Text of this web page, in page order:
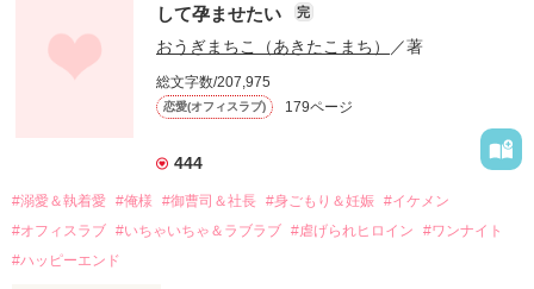
幼なじみの哲平に淡い恋心を抱いていた美桜。
しかし、ある出来事をきっかけに二人の関係は壊れてしまう。
関係修復もできないまま、美桜は両親の離婚によって
引っ越すことになり、哲平とも離れ離れになった。
それから約十二年後。
過去の傷から、二度と会いたくないと思っていた哲平に
運命のような再会を果たす。
酔った勢いで一夜を共にしてしまった。
して孕ませたい
完
おうぎまちこ（あきたこまち） ／著
総文字数/207,975
恋愛(オフィスラブ) 179ページ
444
#溺愛＆執着愛 #俺様 #御曹司＆社長 #身ごもり＆妊娠 #イケメン
#オフィスラブ #いちゃいちゃ＆ラブラブ #虐げられヒロイン
#ワンナイト
#ハッピーエンド